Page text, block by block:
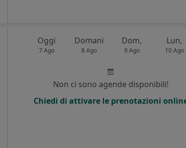
Oggi
7 Ago
Domani
8 Ago
Dom,
9 Ago
Lun,
10 Ago
Non ci sono agende disponibili!
Chiedi di attivare le prenotazioni